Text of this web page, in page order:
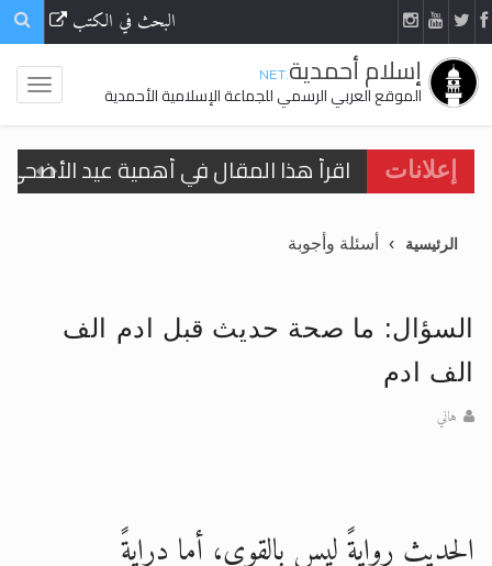
البحث في الكتب
إسلام أحمدية.NET
الموقع العربي الرسمي للجماعة الإسلامية الأحمدية
إعلانات
اقرأ هذا المقال في أهمية عيد
الحجّ.. دلالات، حِكم، وأهداف >> المزيد
تعميم هامّ لأفراد الجماعة >> المزيد
تعميم هامّ لأفراد الجماعة >> المزيد
الرئيسية أسئلة وأجوبة
السؤال: ما صحة حديث قبل ادم الف
الف ادم
هاني
الحديث روايةً ليس بالقوي، أما درايةً